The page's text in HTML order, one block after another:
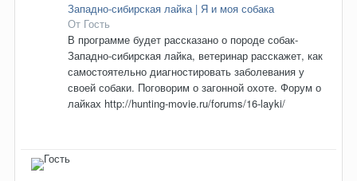
Западно-сибирская лайка | Я и моя собака
От Гость
В программе будет рассказано о породе собак-
Западно-сибирская лайка, ветеринар расскажет, как
самостоятельно диагностировать заболевания у
своей собаки. Поговорим о загонной охоте. Форум о
лайках http://hunting-movie.ru/forums/16-layki/